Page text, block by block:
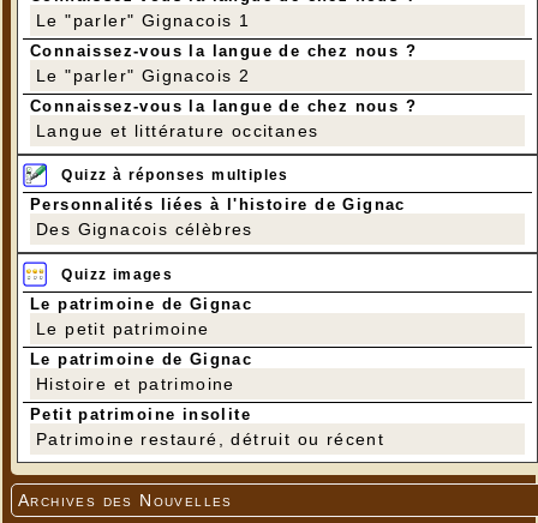
Le "parler" Gignacois 1
Connaissez-vous la langue de chez nous ?
Le "parler" Gignacois 2
Connaissez-vous la langue de chez nous ?
Langue et littérature occitanes
Quizz à réponses multiples
Personnalités liées à l'histoire de Gignac
Des Gignacois célèbres
Quizz images
Le patrimoine de Gignac
Le petit patrimoine
Le patrimoine de Gignac
Histoire et patrimoine
Petit patrimoine insolite
Patrimoine restauré, détruit ou récent
Archives des Nouvelles